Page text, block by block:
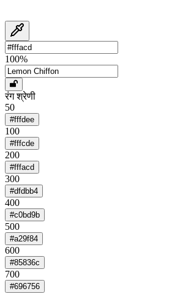
100%
रंग श्रेणी
50
#fffdee
100
#fffcde
200
#fffacd
300
#dfdbb4
400
#c0bd9b
500
#a29f84
600
#85836c
700
#696756